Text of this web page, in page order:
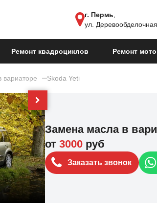
г. Пермь
ул.
Ремонт квадроциклов Ремонт
вариаторе Skoda Yeti
Замена масла в
от 3000 руб
Заказать звонок